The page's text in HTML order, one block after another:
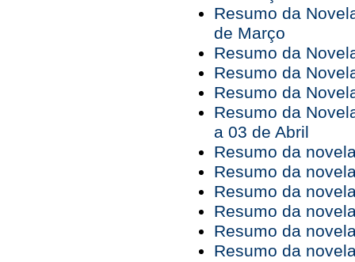
Resumo da
de Março
Resumo da
Resumo da
Resumo da
Resumo da
a 03 de Abril
Resumo da
Resumo da
Resumo da
Resumo da
Resumo da
Resumo da